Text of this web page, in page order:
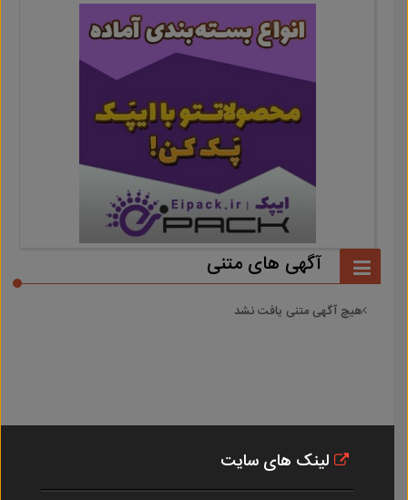
آگهی های متنی
هیچ آگهی متنی یافت نشد
لینک های سایت